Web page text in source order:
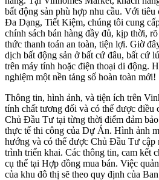
bất động sản phù hợp nhu cầu. Với
Đa Dạng, Tiết Kiệm, chúng tôi cung
chính sách bán hàng đầy đủ, kịp thời,
thức thanh toán an toàn, tiện lợi. Giờ
dịch bất động sản ở bất cứ đâu, bất cứ
trên máy tính hoặc điện thoại di động.
nghiệm một nền tảng số hoàn toàn mới!
Thông tin, hình ảnh, và tiện ích trên
tính chất tương đối và có thể được điều
Chủ Đầu Tư tại từng thời điểm đảm
thực tế thi công của Dự Án. Hình ảnh
hướng và có thể được Chủ Đầu Tư cập
trình triển khai. Các thông tin, cam kết
cụ thể tại Hợp đồng mua bán. Việc
của khu đô thị sẽ theo quy định của